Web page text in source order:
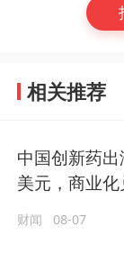
相关推荐
中国创新药
美元，商业
财闻 08-07